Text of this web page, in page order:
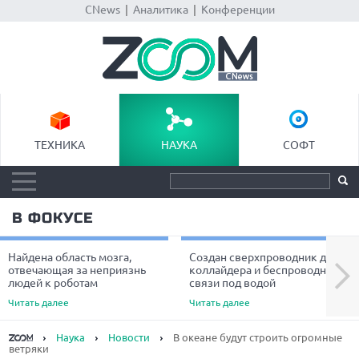
CNews| Аналитика| Конференции
ТЕХНИКА НАУКА СОФТ
В ФОКУСЕ
Найдена область мозга,
отвечающая за неприязнь
людей к роботам
Читать далее
Создан сверхпроводник для
коллайдера и беспроводной
связи под водой
Читать далее
Next
Наука Новости
В океане будут строить огромные
ветряки